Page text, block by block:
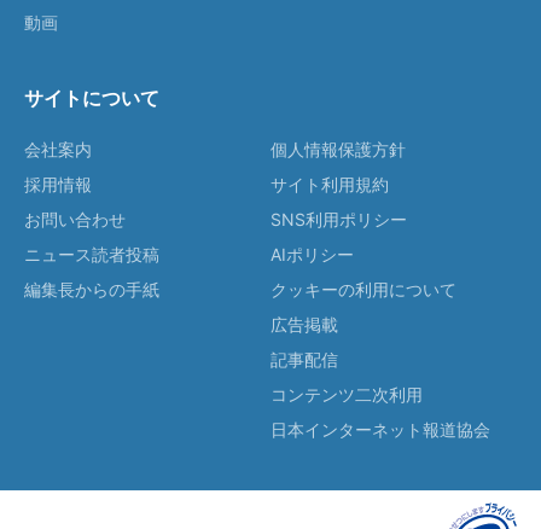
動画
サイトについて
会社案内
採用情報
お問い合わせ
ニュース読者投稿
編集長からの手紙
個人情報保護方針
サイト利用規約
SNS利用ポリシー
AIポリシー
クッキーの利用について
広告掲載
記事配信
コンテンツ二次利用
日本インターネット報道協会